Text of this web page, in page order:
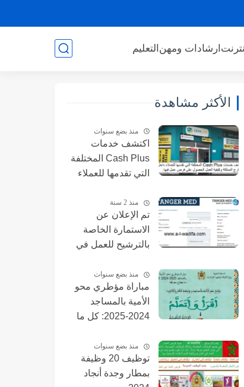
ارشادات ومهن التعليم
الأكثر مشاهدة
منذ بضع سنوات
اكتشف خدمات
Cash Plus المختلفة
التي تقدمها للعملاء
، وكيف أتمكن من
الحصول على فرص
عمل فيها.
منذ 2 سنة
تم الإعلان عن
الاستمارة الخاصة
بالترشيح للعمل في
طنجة المتوسط
Tanger Med 2024
منذ بضع سنوات
مباراة مؤطري محو
الأمية بالمساجد
2024-2025: كل ما
منذ بضع سنوات
توظيف 20 وظيفة
بمطار وجدة أنجاد